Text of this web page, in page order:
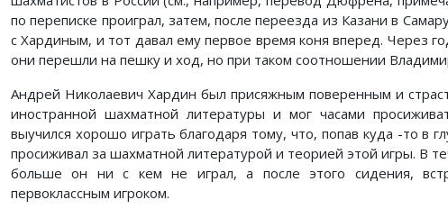
по переписке проиграл, затем, после переезда из Казани в
с Хардиным, и тот давал ему первое время коня вперед. Через
они перешли на пешку и ход, но при таком соотношении
Андрей Николаевич Хардин был присяжным поверенным и
иностранной шахматной литературы и мог часами
выучился хорошо играть благодаря тому, что, попав куда -то в
просиживал за шахматной литературой и теорией этой игры. В
больше он ни с кем не играл, а после этого сидения,
первоклассным игроком.